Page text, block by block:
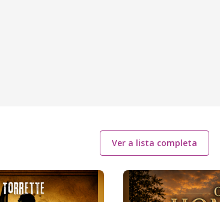
Ver a lista completa